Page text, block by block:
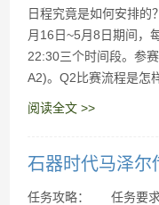
百战石器特色装备鉴定、修
百战石器新增增值服务项目
百战石器特色装备鉴定、修
日程究竟是如何安排的
月16日~5月8日期间，
22:30三个时间段。参
A2)。Q2比赛流程是怎
阅读全文 >>
石器时代马泽
任务攻略： 任务要